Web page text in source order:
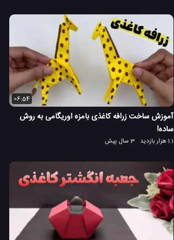
06:54
آموزش ساخت زرافه کاغذی بامزه اوریگامی به روش
ساده!
1.1 هزار بازدید 3 سال پیش